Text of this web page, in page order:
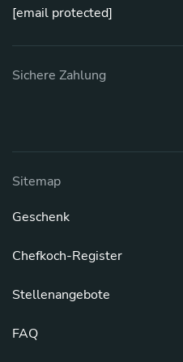
[email protected]
Sichere Zahlung
Sitemap
Geschenk
Chefkoch-Register
Stellenangebote
FAQ